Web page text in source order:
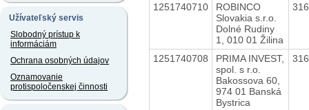
Užívateľský servis
Slobodný prístup k
informáciám
Ochrana osobných údajov
Oznamovanie
protispoločenskej činnosti
1251740710
ROBINCO
Slovakia s.r.o.
Dolné Rudiny
1, 010 01 Žilina
1251740708
PRIMA INVEST,
spol. s r.o.
Bakossova 60,
974 01 Banská
Bystrica